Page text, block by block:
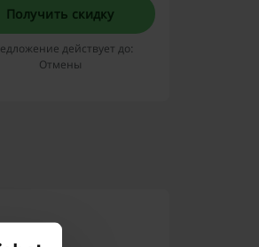
Получить скидку
действует до:
Отмены